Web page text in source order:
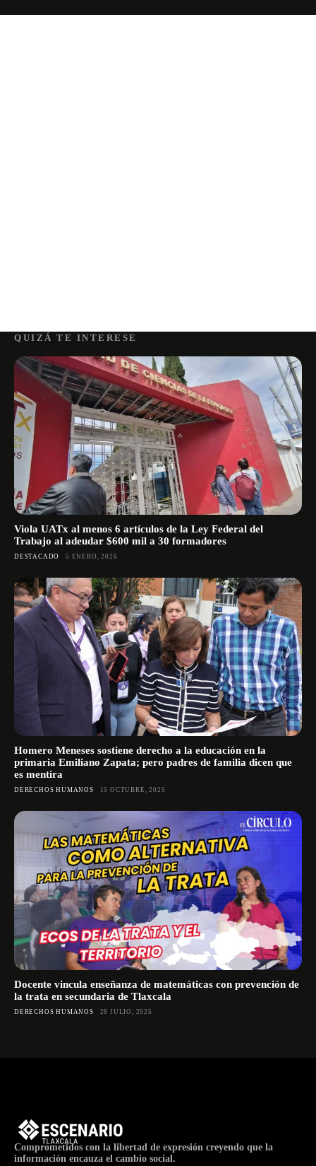
QUIZÁ TE INTERESE
Viola UATx al menos 6 artículos de la Ley Federal del
Trabajo al adeudar $600 mil a 30 formadores
DESTACADO 5 ENERO, 2026
Homero Meneses sostiene derecho a la educación en la
primaria Emiliano Zapata; pero padres de familia dicen que
es mentira
DERECHOS HUMANOS 15 OCTUBRE, 2025
Docente vincula enseñanza de matemáticas con prevención de
la trata en secundaria de Tlaxcala
DERECHOS HUMANOS 28 JULIO, 2025
Comprometidos con la libertad de expresión creyendo que la
información encauza el cambio social.